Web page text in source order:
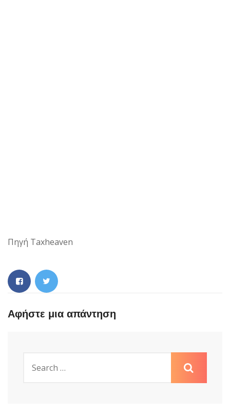
Πηγή Taxheaven
Αφήστε μια απάντηση